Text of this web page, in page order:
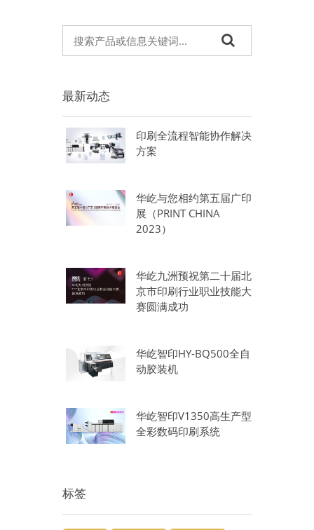
最新动态
印刷全流程智能协作解决
方案
华屹与您相约第五届广印
展（PRINT CHINA
2023）
华屹九洲预祝第二十届北
京市印刷行业职业技能大
赛圆满成功
华屹智印HY-BQ500全自
动胶装机
华屹智印V1350高生产型
全彩数码印刷系统
标签